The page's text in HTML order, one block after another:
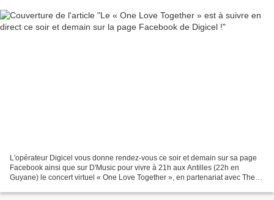
L'opérateur Digicel vous donne rendez-vous ce soir et demain sur sa page
Facebook ainsi que sur D'Music pour vivre à 21h aux Antilles (22h en
Guyane) le concert virtuel « One Love Together », en partenariat avec The